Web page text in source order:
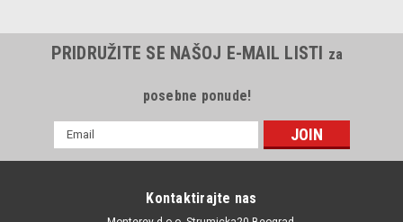
PRIDRUŽITE SE NAŠOJ E-MAIL LISTI za
posebne ponude!
mail
Kontaktirajte nas